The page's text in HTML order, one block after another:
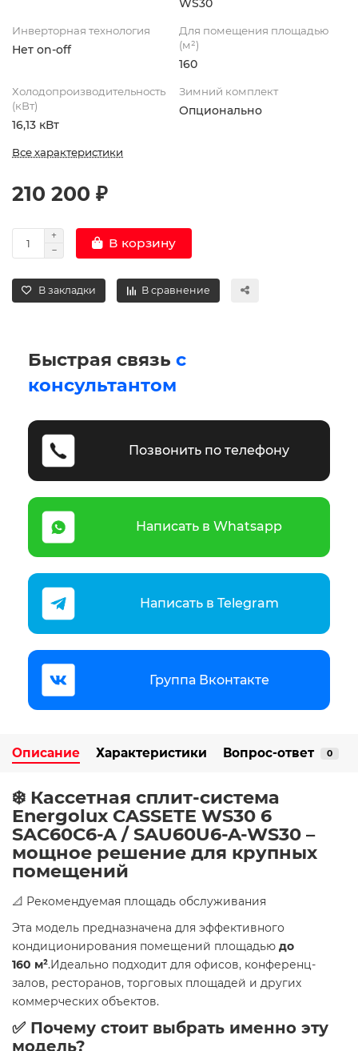
WS30
Инверторная технология
Нет on-off
Для помещения площадью
(м²)
160
Холодопроизводительность
(кВт)
16,13 кВт
Зимний комплект
Опционально
Все характеристики
210 200 ₽
В корзину
В закладки В сравнение
Быстрая связь с
консультантом
Позвонить по телефону
Написать в Whatsapp
Написать в Telegram
Группа Вконтакте
Описание Характеристики Вопрос-ответ 0
❄️ Кассетная сплит-система
Energolux CASSETE WS30 6
SAC60C6-A / SAU60U6-A-WS30 –
мощное решение для крупных
помещений
📐 Рекомендуемая площадь обслуживания
Эта модель предназначена для эффективного
кондиционирования помещений площадью до
160 м².Идеально подходит для офисов, конференц-
залов, ресторанов, торговых площадей и других
коммерческих объектов.
✅ Почему стоит выбрать именно эту
модель?